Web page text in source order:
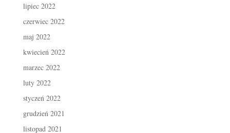
lipiec 2022
czerwiec 2022
maj 2022
kwiecień 2022
marzec 2022
luty 2022
styczeń 2022
grudzień 2021
listopad 2021